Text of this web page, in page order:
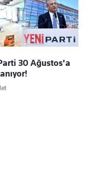
30 Ağustos'a